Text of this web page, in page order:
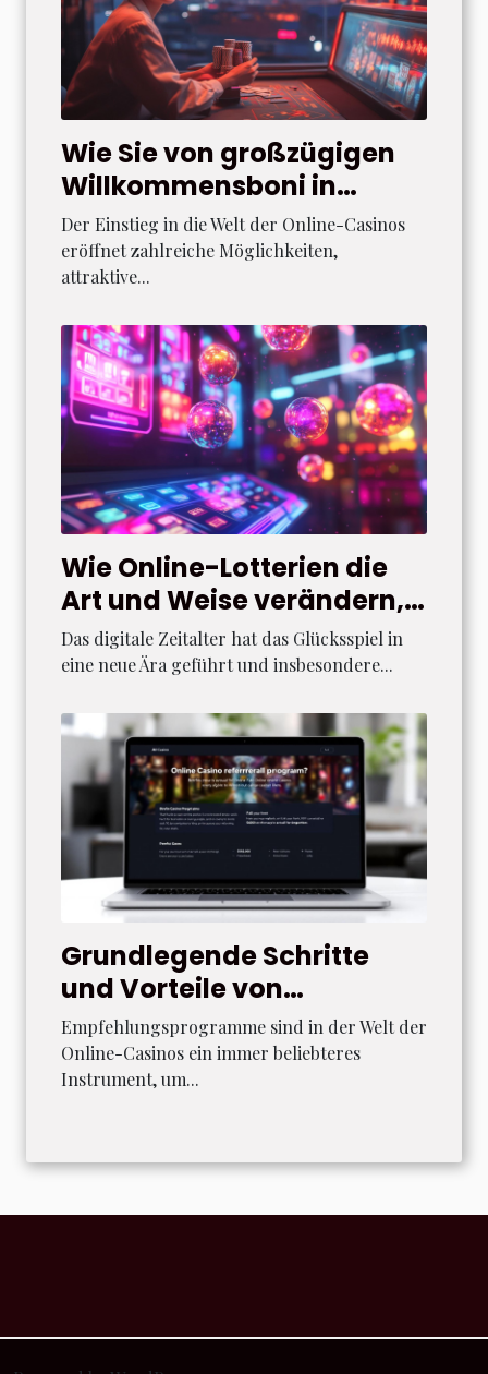
Wie Sie von großzügigen
Willkommensboni in
Online-Casinos profitieren
können
Der Einstieg in die Welt der Online-Casinos
eröffnet zahlreiche Möglichkeiten,
attraktive...
Wie Online-Lotterien die
Art und Weise verändern,
wie wir Glücksspiele
erleben
Das digitale Zeitalter hat das Glücksspiel in
eine neue Ära geführt und insbesondere...
Grundlegende Schritte
und Vorteile von
Empfehlungsprogrammen
in Online-Casinos
Empfehlungsprogramme sind in der Welt der
Online-Casinos ein immer beliebteres
Instrument, um...